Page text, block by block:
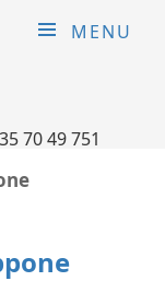
MENU
70 49 751